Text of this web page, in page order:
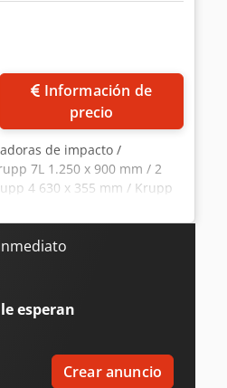
precio
de impacto /
7L 1.250 x 900 mm / 2
4 630 x 355 mm / Krupp
CJ 108/80 / 2 unidades
/ Neyrtec - Neyrpic 820 x 640
x 150 mm / Tipex 750 x
x 5" 400 x 130 mm /
le esperan
Crear anuncio